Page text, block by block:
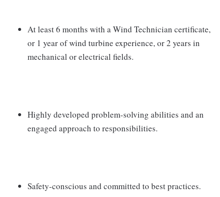
At least 6 months with a Wind Technician certificate,
or 1 year of wind turbine experience, or 2 years in
mechanical or electrical fields.
Highly developed problem-solving abilities and an
engaged approach to responsibilities.
Safety-conscious and committed to best practices.